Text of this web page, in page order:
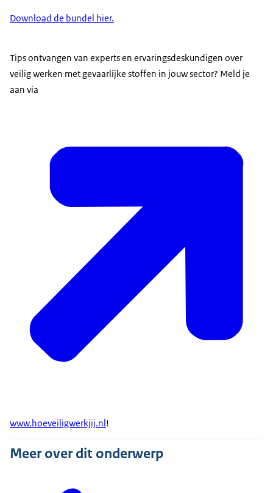
Download de bundel hier.
Tips ontvangen van experts en ervaringsdeskundigen over
veilig werken met gevaarlijke stoffen in jouw sector? Meld je
aan via
www.hoeveiligwerkjij.nl!
Meer over dit onderwerp